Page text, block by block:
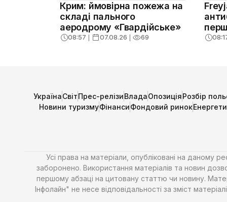
Крим: ймовірна пожежа на
складі пального
аеродрому «Гвардійське»
08:57 ❘ 07.08.26 ❘ 69
УкраїнаСвітПрес-релізиВладаОпозиціяРозбір
Новини туризмуФінансиФондовий ринок
Усі права на матеріали, опубліковані на даному
заборонено. Використання матеріалів та новин
першому абзаці на цитовану статтю чи новину.
Інфолайн" не несе відповідальності за зміст